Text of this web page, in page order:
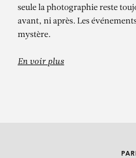
seule la photographie reste
avant, ni après. Les
mystère.
En voir plus